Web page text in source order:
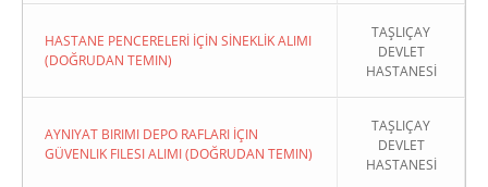
HASTANE PENCERELERİ İÇİN SİNEKLİK ALIMI
(DOĞRUDAN TEMIN)
TAŞLIÇAY
DEVLET
HASTANESİ
AYNIYAT BIRIMI DEPO RAFLARI İÇIN
GÜVENLIK FILESI ALIMI (DOĞRUDAN TEMIN)
TAŞLIÇAY
DEVLET
HASTANESİ